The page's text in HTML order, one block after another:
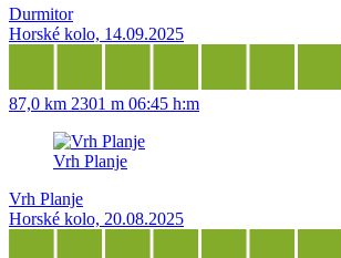
Durmitor
Horské kolo, 14.09.2025
87,0 km 2301 m 06:45 h:m
Vrh Planje
Vrh Planje
Horské kolo, 20.08.2025